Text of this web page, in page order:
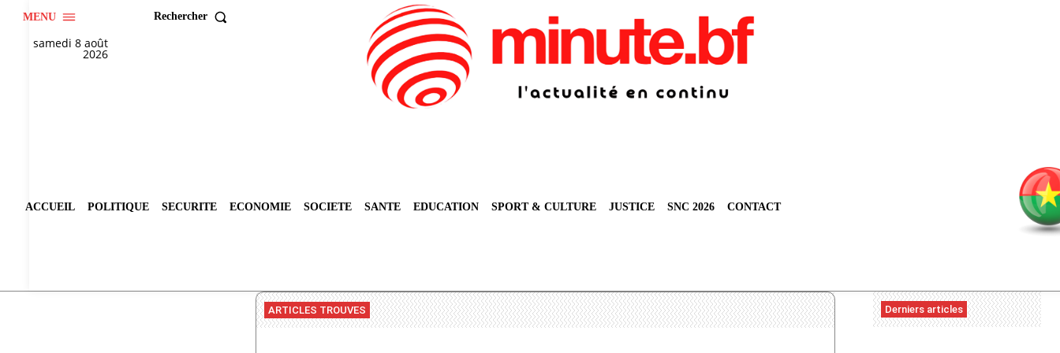
MENU Rechercher
samedi 8 août
2026
ACCUEIL POLITIQUE SECURITE ECONOMIE SOCIETE SANTE EDUCATION SPORT & CULTURE JUSTICE SNC 2026 CONTACT
ARTICLES TROUVES Derniers articles